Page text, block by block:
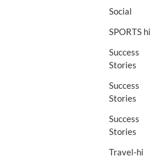
Social
SPORTS hi
Success
Stories
Success
Stories
Success
Stories
Travel-hi